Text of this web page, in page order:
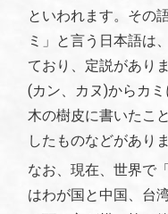
といわれます。その
ミ」と言う日本語は
ており、定説があり
(カン、カヌ)からカ
木の樹皮に書いたこ
したものなどがありま
なお、現在、世界で
はわが国と中国、台